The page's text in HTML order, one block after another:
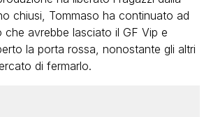
chiusi, Tommaso ha continuato ad
che avrebbe lasciato il GF Vip e
la porta rossa, nonostante gli altri
di fermarlo.